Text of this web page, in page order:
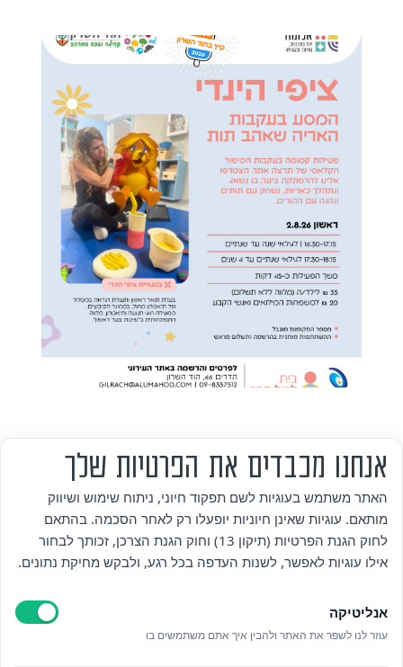
אזור אישי
מדיניות פרטיות
הצהרת נגישות
אנחנו מכבדים את הפרטיות שלך
האתר משתמש בעוגיות לשם תפקוד חיוני, ניתוח שימוש ושיווק
מותאם. עוגיות שאינן חיוניות יופעלו רק לאחר הסכמה. בהתאם
לחוק הגנת הפרטיות (תיקון 13) וחוק הגנת הצרכן, זכותך לבחור
אילו עוגיות לאפשר, לשנות העדפה בכל רגע, ולבקש מחיקת נתונים.
אנליטיקה
עוזר לנו לשפר את האתר ולהבין איך אתם משתמשים בו